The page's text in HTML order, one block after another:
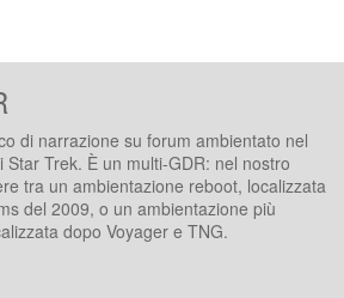
di narrazione su forum ambientato nel
Trek. È un multi-GDR: nel nostro
tra un ambientazione reboot, localizzata
del 2009, o un ambientazione più
dopo Voyager e TNG.